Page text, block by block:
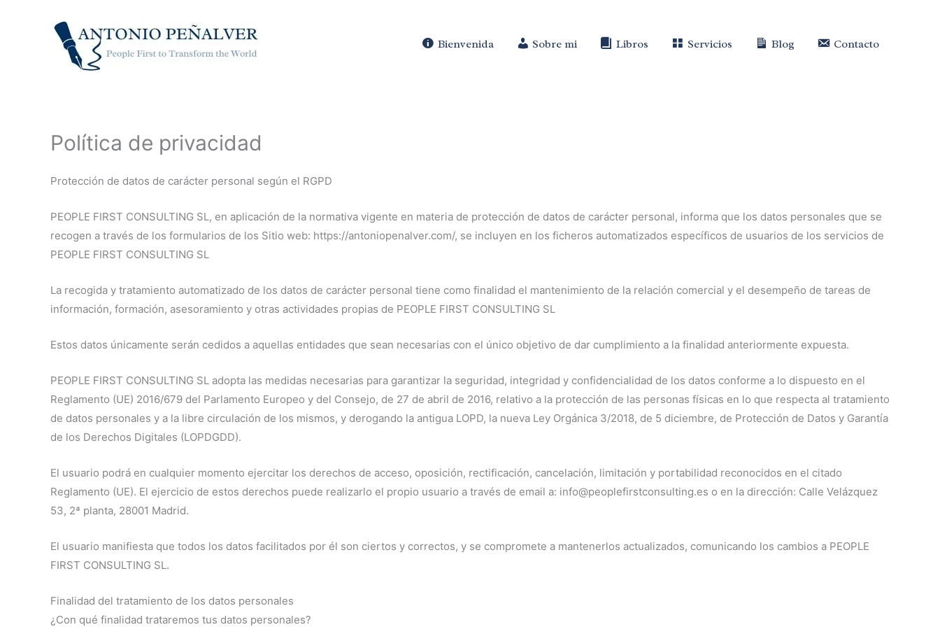
Bienvenida Sobre mi Libros Servicios Blog Contacto
Política de privacidad
Protección de datos de carácter personal según el RGPD
PEOPLE FIRST CONSULTING SL, en aplicación de la normativa vigente en materia de protección de datos de carácter personal, informa que los datos personales que se
recogen a través de los formularios de los Sitio web: https://antoniopenalver.com/, se incluyen en los ficheros automatizados específicos de usuarios de los servicios de
PEOPLE FIRST CONSULTING SL
La recogida y tratamiento automatizado de los datos de carácter personal tiene como finalidad el mantenimiento de la relación comercial y el desempeño de tareas de
información, formación, asesoramiento y otras actividades propias de PEOPLE FIRST CONSULTING SL
Estos datos únicamente serán cedidos a aquellas entidades que sean necesarias con el único objetivo de dar cumplimiento a la finalidad anteriormente expuesta.
PEOPLE FIRST CONSULTING SL adopta las medidas necesarias para garantizar la seguridad, integridad y confidencialidad de los datos conforme a lo dispuesto en el
Reglamento (UE) 2016/679 del Parlamento Europeo y del Consejo, de 27 de abril de 2016, relativo a la protección de las personas físicas en lo que respecta al tratamiento
de datos personales y a la libre circulación de los mismos, y derogando la antigua LOPD, la nueva Ley Orgánica 3/2018, de 5 diciembre, de Protección de Datos y Garantía
de los Derechos Digitales (LOPDGDD).
El usuario podrá en cualquier momento ejercitar los derechos de acceso, oposición, rectificación, cancelación, limitación y portabilidad reconocidos en el citado
Reglamento (UE). El ejercicio de estos derechos puede realizarlo el propio usuario a través de email a: info@peoplefirstconsulting.es o en la dirección: Calle Velázquez
53, 2ª planta, 28001 Madrid.
El usuario manifiesta que todos los datos facilitados por él son ciertos y correctos, y se compromete a mantenerlos actualizados, comunicando los cambios a PEOPLE
FIRST CONSULTING SL.
Finalidad del tratamiento de los datos personales
¿Con qué finalidad trataremos tus datos personales?